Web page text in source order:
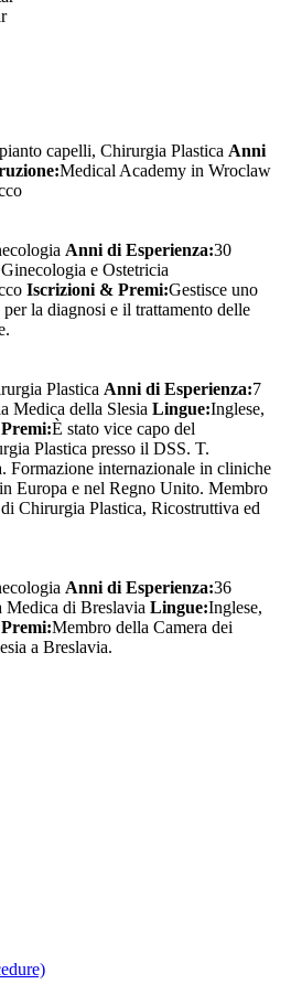
capelli, Chirurgia Plastica Anni
Medical Academy in Wroclaw
Anni di Esperienza:30
e Ostetricia
Iscrizioni & Premi:Gestisce uno
la diagnosi e il trattamento delle
Plastica Anni di Esperienza:7
Medica della Slesia Lingue:Inglese,
È stato vice capo del
Plastica presso il DSS. T.
Formazione internazionale in cliniche
Europa e nel Regno Unito. Membro
Chirurgia Plastica, Ricostruttiva ed
Anni di Esperienza:36
Medica di Breslavia Lingue:Inglese,
Membro della Camera dei
a Breslavia.